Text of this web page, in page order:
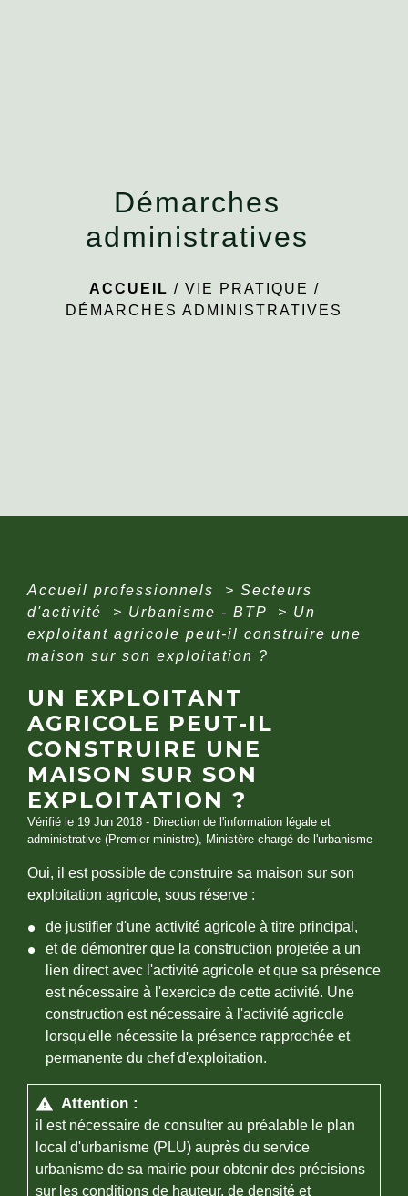
Démarches
administratives
ACCUEIL / VIE PRATIQUE /
DÉMARCHES ADMINISTRATIVES
Accueil professionnels > Secteurs
d'activité
> Urbanisme - BTP > Un
exploitant agricole peut-il construire une
maison sur son exploitation ?
UN EXPLOITANT
AGRICOLE PEUT-IL
CONSTRUIRE UNE
MAISON SUR SON
EXPLOITATION ?
Vérifié le 19 Jun 2018 - Direction de l'information légale et
administrative (Premier ministre), Ministère chargé de l'urbanisme
Oui, il est possible de construire sa maison sur son
exploitation agricole, sous réserve :
de justifier d'une activité agricole à titre principal,
et de démontrer que la construction projetée a un
lien direct avec l'activité agricole et que sa présence
est nécessaire à l'exercice de cette activité. Une
construction est nécessaire à l'activité agricole
lorsqu'elle nécessite la présence rapprochée et
permanente du chef d'exploitation.
warning Attention :
il est nécessaire de consulter au préalable le plan
local d'urbanisme (PLU) auprès du service
urbanisme de sa mairie pour obtenir des précisions
sur les conditions de hauteur, de densité et